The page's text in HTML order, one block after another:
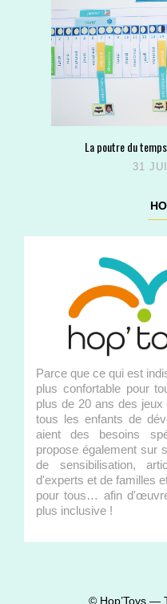
La poutre du
31
Parce que ce qui est
plus confortable pour
plus de 20 ans des
tous les enfants de
aient des besoins
propose également sur
de sensibilisation,
d'experts et de familles
pour tous… afin
plus inclusive !
© Hop’Toys —